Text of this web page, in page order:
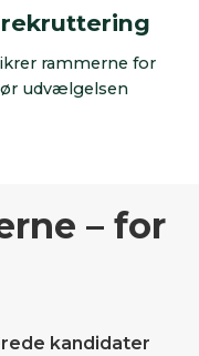
rammerne for
udvælgelsen
– for
kandidater